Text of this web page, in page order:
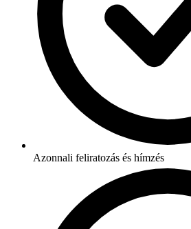
Azonnali feliratozás és hímzés